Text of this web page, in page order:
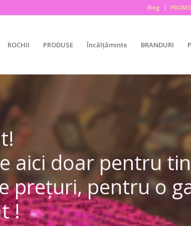
Blog
ROCHII PRODUSE Încălțăminte BRANDURI
aici doar pentru
prețuri, pentru o
!